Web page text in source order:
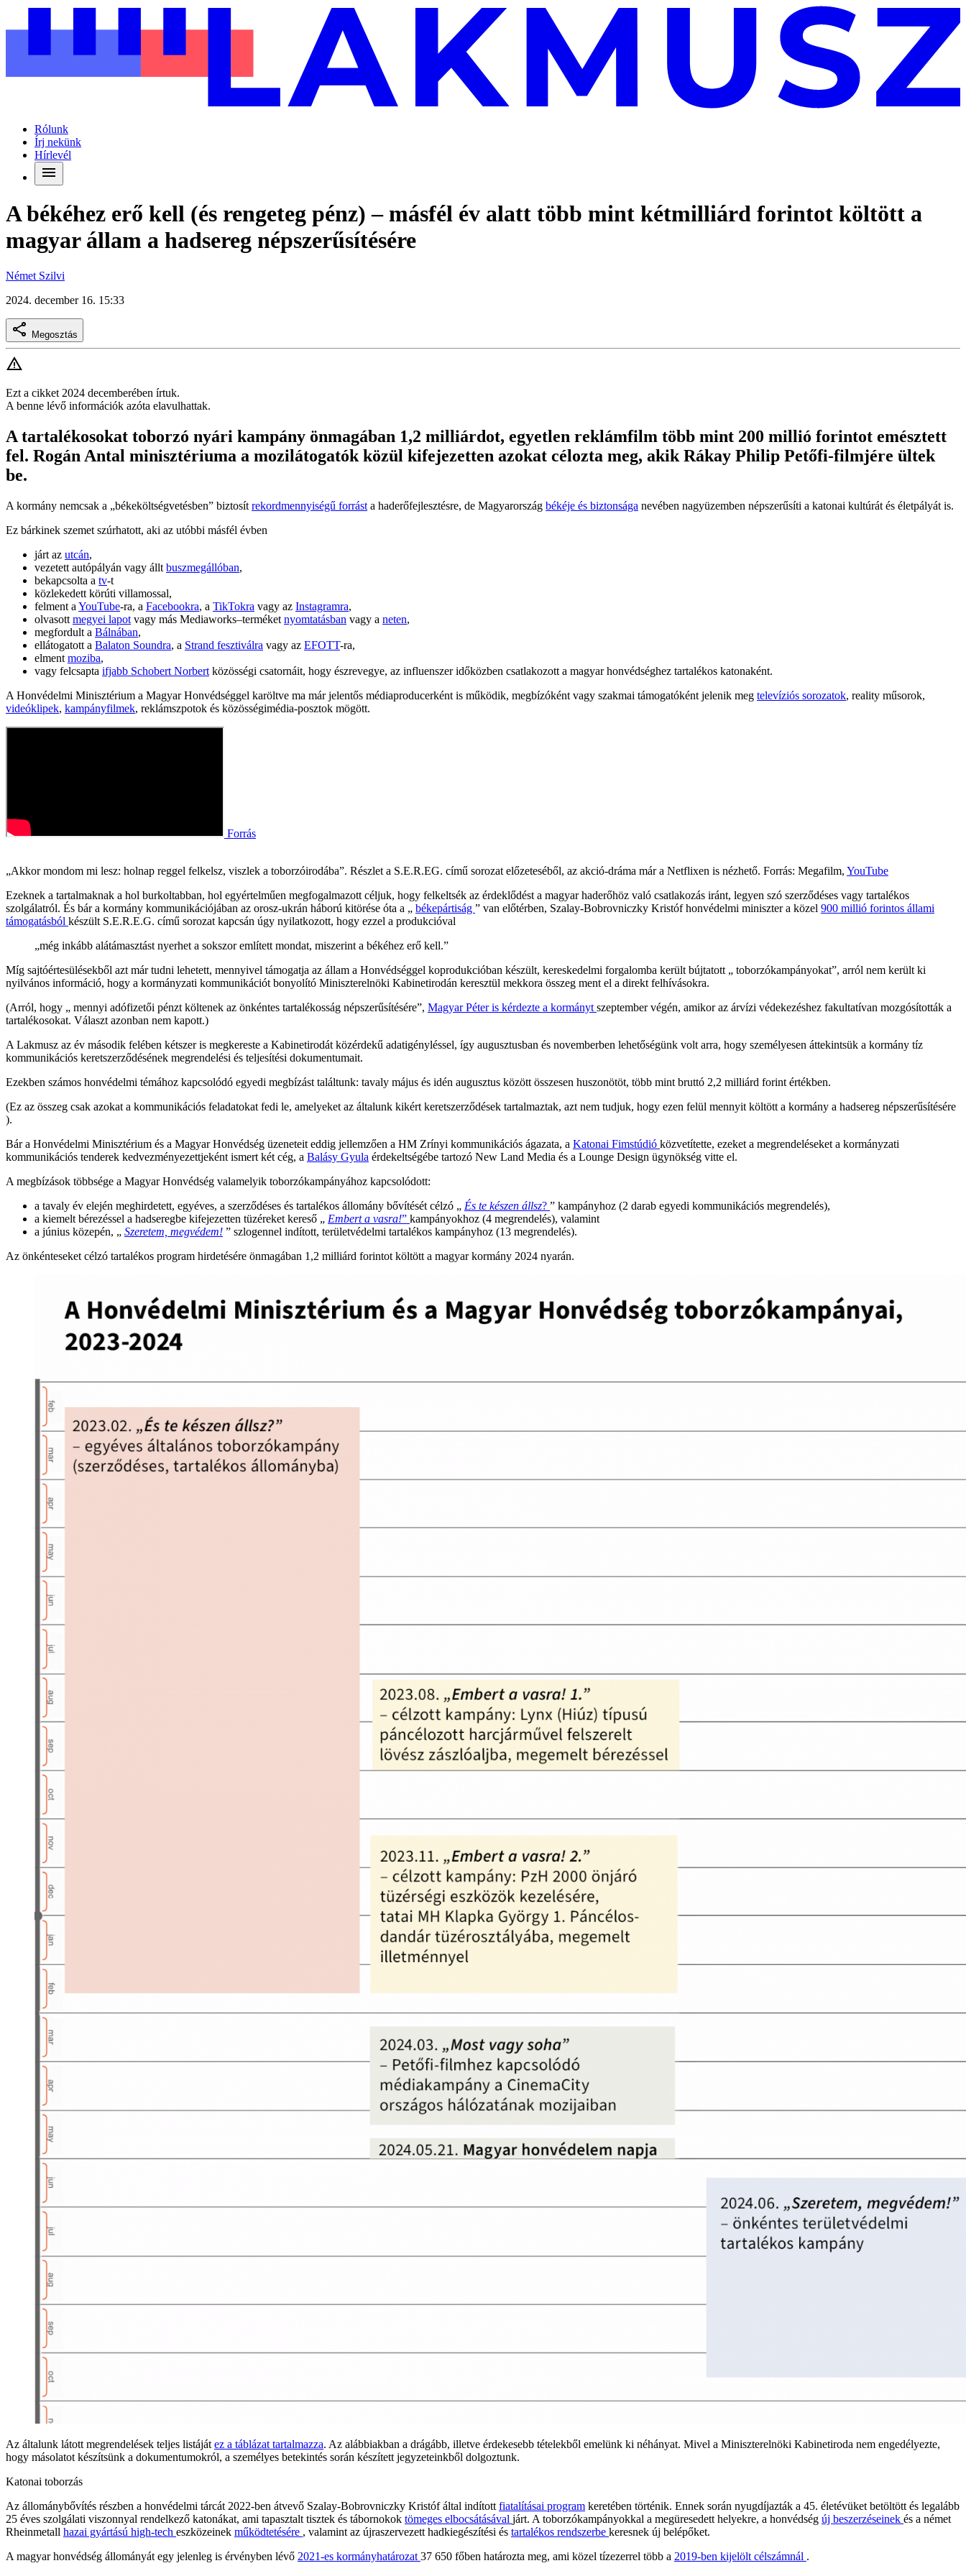
Rólunk
Írj nekünk
Hírlevél
A békéhez erő kell (és rengeteg pénz) – másfél év alatt több mint kétmilliárd forintot költött a
magyar állam a hadsereg népszerűsítésére
Német Szilvi
2024. december 16. 15:33
Megosztás
Ezt a cikket 2024 decemberében írtuk.
A benne lévő információk azóta elavulhattak.
A tartalékosokat toborzó nyári kampány önmagában 1,2 milliárdot, egyetlen reklámfilm több mint 200 millió forintot emésztett
fel. Rogán Antal minisztériuma a mozilátogatók közül kifejezetten azokat célozta meg, akik Rákay Philip Petőfi-filmjére ültek
be.
A kormány nemcsak a „békeköltségvetésben” biztosít rekordmennyiségű forrást a haderőfejlesztésre, de Magyarország békéje és biztonsága nevében nagyüzemben népszerűsíti a katonai kultúrát és életpályát is.
Ez bárkinek szemet szúrhatott, aki az utóbbi másfél évben
járt az utcán,
vezetett autópályán vagy állt buszmegállóban,
bekapcsolta a tv-t
közlekedett körúti villamossal,
felment a YouTube-ra, a Facebookra, a TikTokra vagy az Instagramra,
olvasott megyei lapot vagy más Mediaworks–terméket nyomtatásban vagy a neten,
megfordult a Bálnában,
ellátogatott a Balaton Soundra, a Strand fesztiválra vagy az EFOTT-ra,
elment moziba,
vagy felcsapta ifjabb Schobert Norbert közösségi csatornáit, hogy észrevegye, az influenszer időközben csatlakozott a magyar honvédséghez tartalékos katonaként.
A Honvédelmi Minisztérium a Magyar Honvédséggel karöltve ma már jelentős médiaproducerként is működik, megbízóként vagy szakmai támogatóként jelenik meg televíziós sorozatok, reality műsorok,
videóklipek, kampányfilmek, reklámszpotok és közösségimédia-posztok mögött.
Forrás
„Akkor mondom mi lesz: holnap reggel felkelsz, viszlek a toborzóirodába”. Részlet a S.E.R.EG. című sorozat előzeteséből, az akció-dráma már a Netflixen is nézhető. Forrás: Megafilm, YouTube
Ezeknek a tartalmaknak a hol burkoltabban, hol egyértelműen megfogalmazott céljuk, hogy felkeltsék az érdeklődést a magyar haderőhöz való csatlakozás iránt, legyen szó szerződéses vagy tartalékos
szolgálatról. És bár a kormány kommunikációjában az orosz-ukrán háború kitörése óta a „ békepártiság ” van előtérben, Szalay-Bobrovniczky Kristóf honvédelmi miniszter a közel 900 millió forintos állami
támogatásból készült S.E.R.E.G. című sorozat kapcsán úgy nyilatkozott, hogy ezzel a produkcióval
„még inkább alátámasztást nyerhet a sokszor említett mondat, miszerint a békéhez erő kell.”
Míg sajtóértesülésekből azt már tudni lehetett, mennyivel támogatja az állam a Honvédséggel koprodukcióban készült, kereskedelmi forgalomba került bújtatott „ toborzókampányokat”, arról nem került ki
nyilvános információ, hogy a kormányzati kommunikációt bonyolító Miniszterelnöki Kabinetirodán keresztül mekkora összeg ment el a direkt felhívásokra.
(Arról, hogy „ mennyi adófizetői pénzt költenek az önkéntes tartalékosság népszerűsítésére”, Magyar Péter is kérdezte a kormányt szeptember végén, amikor az árvízi védekezéshez fakultatívan mozgósították a
tartalékosokat. Választ azonban nem kapott.)
A Lakmusz az év második felében kétszer is megkereste a Kabinetirodát közérdekű adatigényléssel, így augusztusban és novemberben lehetőségünk volt arra, hogy személyesen áttekintsük a kormány tíz
kommunikációs keretszerződésének megrendelési és teljesítési dokumentumait.
Ezekben számos honvédelmi témához kapcsolódó egyedi megbízást találtunk: tavaly május és idén augusztus között összesen huszonötöt, több mint bruttó 2,2 milliárd forint értékben.
(Ez az összeg csak azokat a kommunikációs feladatokat fedi le, amelyeket az általunk kikért keretszerződések tartalmaztak, azt nem tudjuk, hogy ezen felül mennyit költött a kormány a hadsereg népszerűsítésére
).
Bár a Honvédelmi Minisztérium és a Magyar Honvédség üzeneteit eddig jellemzően a HM Zrínyi kommunikációs ágazata, a Katonai Fimstúdió közvetítette, ezeket a megrendeléseket a kormányzati
kommunikációs tenderek kedvezményezettjeként ismert két cég, a Balásy Gyula érdekeltségébe tartozó New Land Media és a Lounge Design ügynökség vitte el.
A megbízások többsége a Magyar Honvédség valamelyik toborzókampányához kapcsolódott:
a tavaly év elején meghirdetett, egyéves, a szerződéses és tartalékos állomány bővítését célzó „ És te készen állsz? ” kampányhoz (2 darab egyedi kommunikációs megrendelés),
a kiemelt bérezéssel a hadseregbe kifejezetten tüzéreket kereső „ Embert a vasra!” kampányokhoz (4 megrendelés), valamint
a június közepén, „ Szeretem, megvédem! ” szlogennel indított, területvédelmi tartalékos kampányhoz (13 megrendelés).
Az önkénteseket célzó tartalékos program hirdetésére önmagában 1,2 milliárd forintot költött a magyar kormány 2024 nyarán.
Az általunk látott megrendelések teljes listáját ez a táblázat tartalmazza. Az alábbiakban a drágább, illetve érdekesebb tételekből emelünk ki néhányat. Mivel a Miniszterelnöki Kabinetiroda nem engedélyezte,
hogy másolatot készítsünk a dokumentumokról, a személyes betekintés során készített jegyzeteinkből dolgoztunk.
Katonai toborzás
Az állománybővítés részben a honvédelmi tárcát 2022-ben átvevő Szalay-Bobrovniczky Kristóf által indított fiatalításai program keretében történik. Ennek során nyugdíjazták a 45. életévüket betöltött és legalább
25 éves szolgálati viszonnyal rendelkező katonákat, ami tapasztalt tisztek és tábornokok tömeges elbocsátásával járt. A toborzókampányokkal a megüresedett helyekre, a honvédség új beszerzéseinek és a német
Rheinmetall hazai gyártású high-tech eszközeinek működtetésére , valamint az újraszervezett hadkiegészítési és tartalékos rendszerbe keresnek új belépőket.
A magyar honvédség állományát egy jelenleg is érvényben lévő 2021-es kormányhatározat 37 650 főben határozta meg, ami közel tízezerrel több a 2019-ben kijelölt célszámnál .